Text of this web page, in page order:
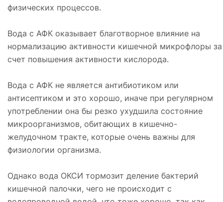
физических процессов.
Вода с АФК оказывает благотворное влияние на
нормализацию активности кишечной микрофлоры за
счет повышения активности кислорода.
Вода с АФК не является антибиотиком или
антисептиком и это хорошо, иначе при регулярном
употреблении она бы резко ухудшила состояние
микроорганизмов, обитающих в кишечно-
желудочном тракте, которые очень важны для
физиологии организма.
Однако вода ОКСИ тормозит деление бактерий
кишечной палочки, чего не происходит с